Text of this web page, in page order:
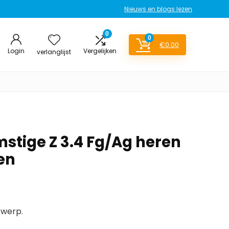
Nieuws en blogs lezen
Login verlanglijst
0
Vergelijken
0
€0.00
Z 3.4 Fg/Ag heren